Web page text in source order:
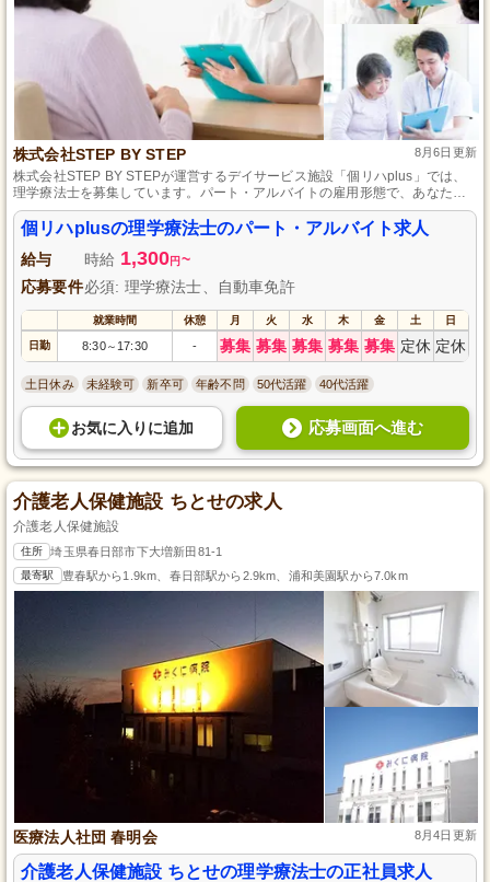
株式会社STEP BY STEP 8月6日更新
株式会社STEP BY STEPが運営するデイサービス施設「個リハplus」では、
理学療法士を募集しています。パート・アルバイトの雇用形態で、あなたの
スキルを存分に発揮できるチャンスです。利用者一人ひとりに寄り添い、質
の高いリハビリテーションを提供してみませんか？ご応募をお待ちしていま
す。
個リハplusの理学療法士のパート・アルバイト求人
給与 時給 1,300円 ~
応募要件必須: 理学療法士、自動車免許
就業時間 休憩 月 火 水 木 金 土 日
日勤 8:30～ 17:30 - 募集 募集 募集 募集 募集 定休 定休
土日休み 未経験可 新卒可 年齢不問 50代活躍 40代活躍
お気に入り に追加 応募画面へ進む
介護老人保健施設 ちとせの求人
介護老人保健施設
住所 埼玉県春日部市下大増新田81-1
最寄駅 豊春駅から1.9km、春日部駅から2.9km、浦和美園駅から7.0km
医療法人社団 春明会 8月4日更新
介護老人保健施設 ちとせの理学療法士の正社員求人